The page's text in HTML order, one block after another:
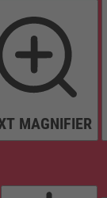
MAGNIFIER